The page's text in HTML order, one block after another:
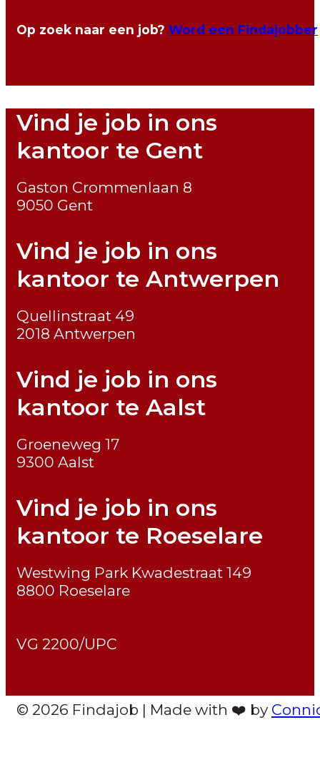
Op zoek naar een job? Word een Findajobber
Vind je job in ons
kantoor te Gent
Gaston Crommenlaan 8
9050 Gent
Vind je job in ons
kantoor te Antwerpen
Quellinstraat 49
2018 Antwerpen
Vind je job in ons
kantoor te Aalst
Groeneweg 17
9300 Aalst
Vind je job in ons
kantoor te Roeselare
Westwing Park Kwadestraat 149
8800 Roeselare
VG 2200/UPC
© 2026 Findajob | Made with ❤️ by